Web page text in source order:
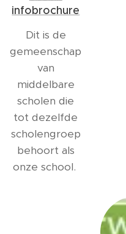
infobrochure
Dit is de
gemeenschap
van
middelbare
scholen die
tot dezelfde
scholengroep
behoort als
onze school.